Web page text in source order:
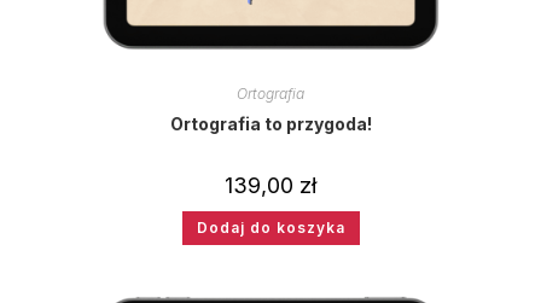
Ortografia
Ortografia to przygoda!
139,00 zł
Dodaj do koszyka